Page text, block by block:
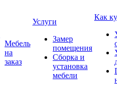
Мебель
на
заказ
Услуги
Замер
помещения
Сборка и
установка
мебели
Как